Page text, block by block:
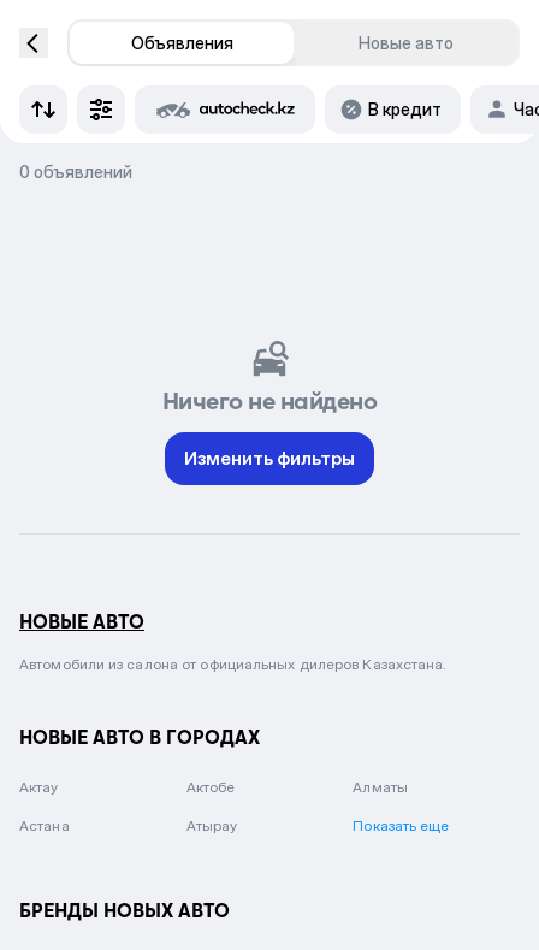
Объявления Новые авто
В кредит
0 объявлений
Ничего не найдено
Изменить фильтры
НОВЫЕ АВТО
Автомобили из салона от официальных дилеров Казахстана.
НОВЫЕ АВТО В ГОРОДАХ
Актау Актобе Алматы
Астана Атырау Показать еще
БРЕНДЫ НОВЫХ АВТО